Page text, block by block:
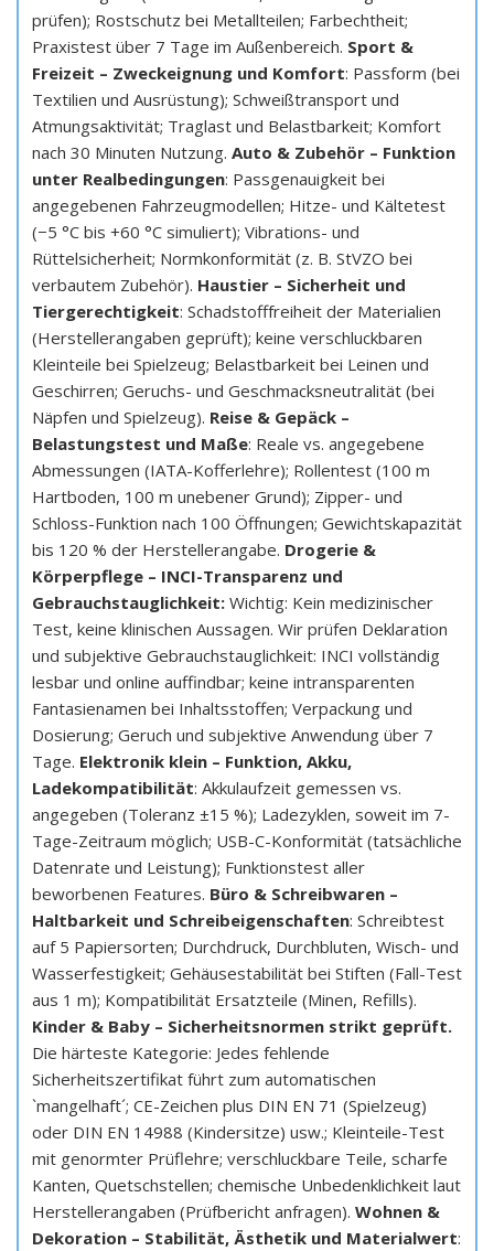
prüfen); Rostschutz bei Metallteilen; Farbechtheit;
Praxistest über 7 Tage im Außenbereich. Sport &
Freizeit – Zweckeignung und Komfort: Passform (bei
Textilien und Ausrüstung); Schweißtransport und
Atmungsaktivität; Traglast und Belastbarkeit; Komfort
nach 30 Minuten Nutzung. Auto & Zubehör – Funktion
unter Realbedingungen: Passgenauigkeit bei
angegebenen Fahrzeugmodellen; Hitze- und Kältetest
(−5 °C bis +60 °C simuliert); Vibrations- und
Rüttelsicherheit; Normkonformität (z. B. StVZO bei
verbautem Zubehör). Haustier – Sicherheit und
Tiergerechtigkeit: Schadstofffreiheit der Materialien
(Herstellerangaben geprüft); keine verschluckbaren
Kleinteile bei Spielzeug; Belastbarkeit bei Leinen und
Geschirren; Geruchs- und Geschmacksneutralität (bei
Näpfen und Spielzeug). Reise & Gepäck –
Belastungstest und Maße: Reale vs. angegebene
Abmessungen (IATA-Kofferlehre); Rollentest (100 m
Hartboden, 100 m unebener Grund); Zipper- und
Schloss-Funktion nach 100 Öffnungen; Gewichtskapazität
bis 120 % der Herstellerangabe. Drogerie &
Körperpflege – INCI-Transparenz und
Gebrauchstauglichkeit: Wichtig: Kein medizinischer
Test, keine klinischen Aussagen. Wir prüfen Deklaration
und subjektive Gebrauchstauglichkeit: INCI vollständig
lesbar und online auffindbar; keine intransparenten
Fantasienamen bei Inhaltsstoffen; Verpackung und
Dosierung; Geruch und subjektive Anwendung über 7
Tage. Elektronik klein – Funktion, Akku,
Ladekompatibilität: Akkulaufzeit gemessen vs.
angegeben (Toleranz ±15 %); Ladezyklen, soweit im 7-
Tage-Zeitraum möglich; USB-C-Konformität (tatsächliche
Datenrate und Leistung); Funktionstest aller
beworbenen Features. Büro & Schreibwaren –
Haltbarkeit und Schreibeigenschaften: Schreibtest
auf 5 Papiersorten; Durchdruck, Durchbluten, Wisch- und
Wasserfestigkeit; Gehäusestabilität bei Stiften (Fall-Test
aus 1 m); Kompatibilität Ersatzteile (Minen, Refills).
Kinder & Baby – Sicherheitsnormen strikt geprüft.
Die härteste Kategorie: Jedes fehlende
Sicherheitszertifikat führt zum automatischen
`mangelhaft´; CE-Zeichen plus DIN EN 71 (Spielzeug)
oder DIN EN 14988 (Kindersitze) usw.; Kleinteile-Test
mit genormter Prüflehre; verschluckbare Teile, scharfe
Kanten, Quetschstellen; chemische Unbedenklichkeit laut
Herstellerangaben (Prüfbericht anfragen). Wohnen &
Dekoration – Stabilität, Ästhetik und Materialwert: